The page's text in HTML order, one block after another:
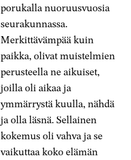
porukalla nuoruusvuosia
seurakunnassa.
Merkittävämpää kuin
paikka, olivat muistelmien
perusteella ne aikuiset,
joilla oli aikaa ja
ymmärrystä kuulla, nähdä
ja olla läsnä. Sellainen
kokemus oli vahva ja se
vaikuttaa koko elämän